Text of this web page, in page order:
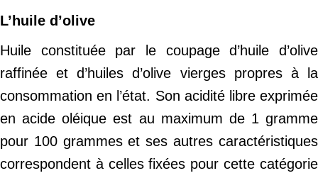
L’huile d’olive
Huile constituée par le coupage d’huile d’olive
raffinée et d’huiles d’olive vierges propres à la
consommation en l’état. Son acidité libre exprimée
en acide oléique est au maximum de 1 gramme
pour 100 grammes et ses autres caractéristiques
correspondent à celles fixées pour cette catégorie